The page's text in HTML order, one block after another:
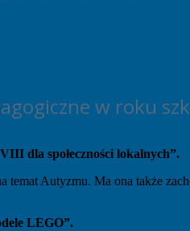
w roku
dla społeczności lokalnych”.
temat Autyzmu. Ma ona także
LEGO”.